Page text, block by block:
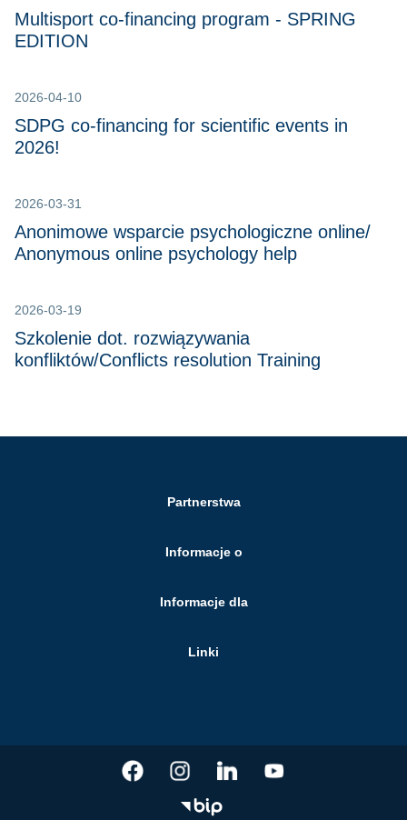
Multisport co-financing program - SPRING
EDITION
2026-04-10
SDPG co-financing for scientific events in
2026!
2026-03-31
Anonimowe wsparcie psychologiczne online/
Anonymous online psychology help
2026-03-19
Szkolenie dot. rozwiązywania
konfliktów/Conflicts resolution Training
Partnerstwa
Informacje o
Informacje dla
Linki